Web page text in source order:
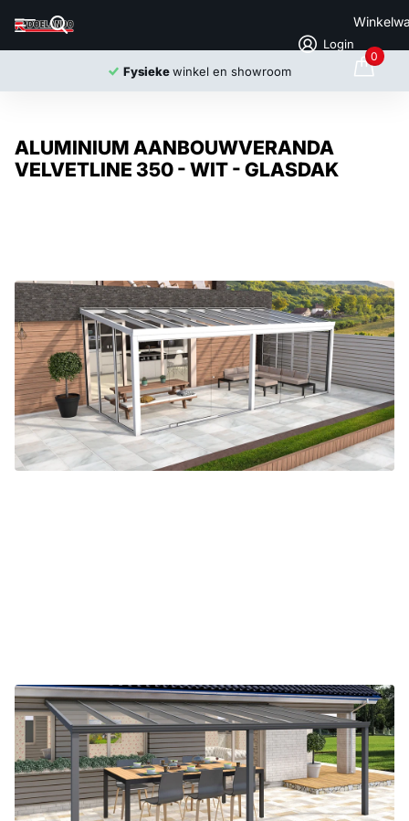
Login
0
Uit voorraad
ALUMINIUM AANBOUWVERANDA
VELVETLINE 350 - WIT - GLASDAK